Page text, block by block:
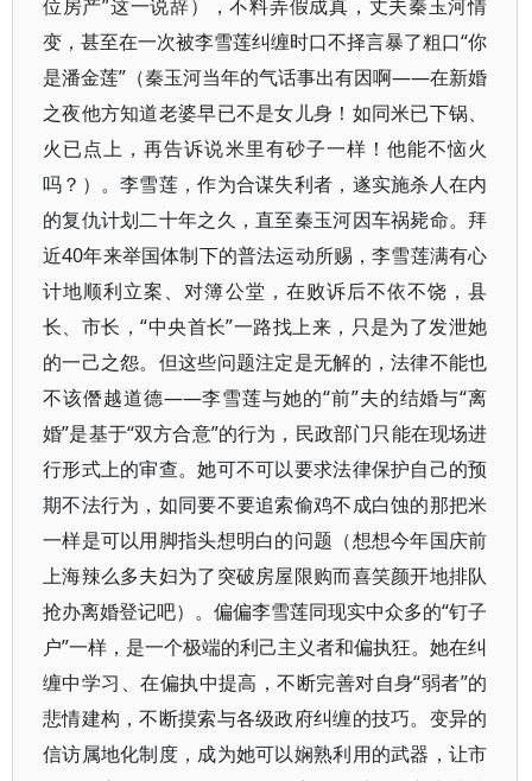
位房产”这一说辞），不料弄假成真，丈夫秦玉河情
变，甚至在一次被李雪莲纠缠时口不择言暴了粗口“你
是潘金莲”（秦玉河当年的气话事出有因啊——在新婚
之夜他方知道老婆早已不是女儿身！如同米已下锅、
火已点上，再告诉说米里有砂子一样！他能不恼火
吗？）。李雪莲，作为合谋失利者，遂实施杀人在内
的复仇计划二十年之久，直至秦玉河因车祸毙命。拜
近40年来举国体制下的普法运动所赐，李雪莲满有心
计地顺利立案、对簿公堂，在败诉后不依不饶，县
长、市长，“中央首长”一路找上来，只是为了发泄她
的一己之怨。但这些问题注定是无解的，法律不能也
不该僭越道德——李雪莲与她的“前”夫的结婚与“离
婚”是基于“双方合意”的行为，民政部门只能在现场进
行形式上的审查。她可不可以要求法律保护自己的预
期不法行为，如同要不要追索偷鸡不成白蚀的那把米
一样是可以用脚指头想明白的问题（想想今年国庆前
上海辣么多夫妇为了突破房屋限购而喜笑颜开地排队
抢办离婚登记吧）。偏偏李雪莲同现实中众多的“钉子
户”一样，是一个极端的利己主义者和偏执狂。她在纠
缠中学习、在偏执中提高，不断完善对自身“弱者”的
悲情建构，不断摸索与各级政府纠缠的技巧。变异的
信访属地化制度，成为她可以娴熟利用的武器，让市